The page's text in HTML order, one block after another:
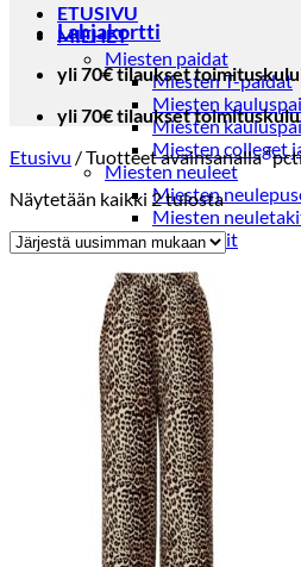
ETUSIVU
MIEHET
Miesten paidat
Miesten T-paidat
Miesten
Miesten
Miesten colleget
Miesten neuleet
Miesten
Miesten
Puvut ja blazerit
Puvut
Puvuntakit ja
Miesten housut
Miesten housut
Miesten farkut
Miesten
Miesten shortsit
Miesten asusteet
Vyöt ja olkaimet
Solmiot, rusetit
Miesten
Miesten yöasut ja
Miesten
Miesten sukat
Lahjakortti
yli 70€ tilaukset
yli 70€ tilaukset
Etusivu /Tuotteet avainsanalla
Näytetään kaikki 2 tulostaSorted
by
latest